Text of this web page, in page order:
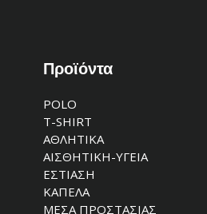
Προϊόντα
POLO
T-SHIRT
ΑΘΛΗΤΙΚΑ
ΑΙΣΘΗΤΙΚΗ-ΥΓΕΙΑ
ΕΣΤΙΑΣΗ
ΚΑΠΕΛΑ
ΜΕΣΑ ΠΡΟΣΤΑΣΙΑΣ